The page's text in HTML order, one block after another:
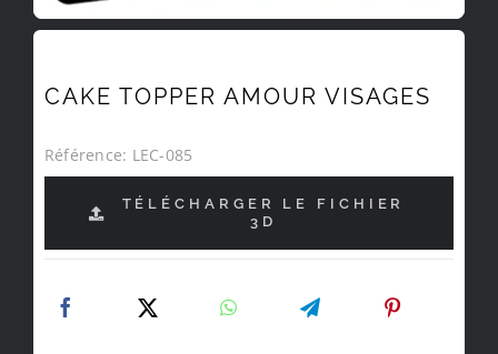
CAKE TOPPER AMOUR VISAGES
Référence: LEC-085
TÉLÉCHARGER LE FICHIER
3D